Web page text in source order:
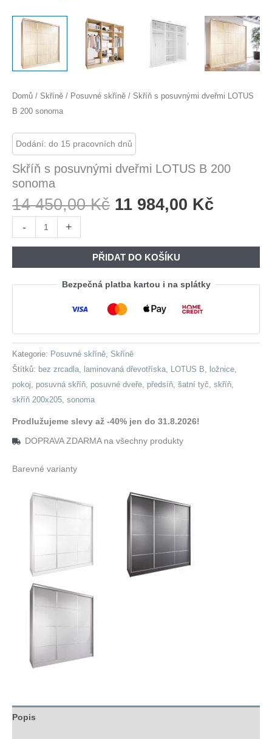
Domů / Skříně / Posuvné skříně / Skříň s posuvnými dveřmi LOTUS
B 200 sonoma
Dodání: do 15 pracovních dnů
Skříň s posuvnými dveřmi LOTUS B 200
sonoma
14 450,00Kč Původní
14
450,00 Kč.
11 984,00 Kč
984,00
-
s
dveřmi
LOTUS
množství
+
PŘIDAT DO KOŠÍKU
Bezpečná platba kartou i na splátky
Kategorie: Posuvné skříně, Skříně
Štítků: bez zrcadla, laminovaná dřevotříska, LOTUS B, ložnice,
pokoj, posuvná skříň, posuvné dveře, předsíň, šatní tyč, skříň,
skříň 200x205, sonoma
Prodlužujeme slevy až -40% jen do 31.8.2026!
DOPRAVA ZDARMA na všechny produkty
Barevné varianty
Popis